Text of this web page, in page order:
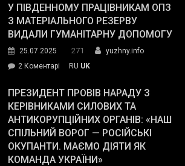
завойовує
симпатії
виборців
The
Street
Journal.
У ПІВДЕННОМУ ПРАЦІВНИКАМ ОПЗ
З МАТЕРІАЛЬНОГО РЕЗЕРВУ
ВИДАЛИ ГУМАНІТАРНУ ДОПОМОГУ
25.07.2025 271
yuzhny.info
2 Коментарі
Південному
працівникам
ОПЗ
з
матеріального
резерву
RU UK
ПРЕЗИДЕНТ ПРОВІВ НАРАДУ З
КЕРІВНИКАМИ СИЛОВИХ ТА
АНТИКОРУПЦІЙНИХ ОРГАНІВ: «НАШ
СПІЛЬНИЙ ВОРОГ — РОСІЙСЬКІ
ОКУПАНТИ. МАЄМО ДІЯТИ ЯК
КОМАНДА УКРАЇНИ»